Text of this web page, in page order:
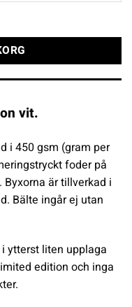
vit.
i 450 gsm (gram per
foder på
är tillverkad i
Bälte ingår ej utan
ytterst liten upplaga
edition och inga